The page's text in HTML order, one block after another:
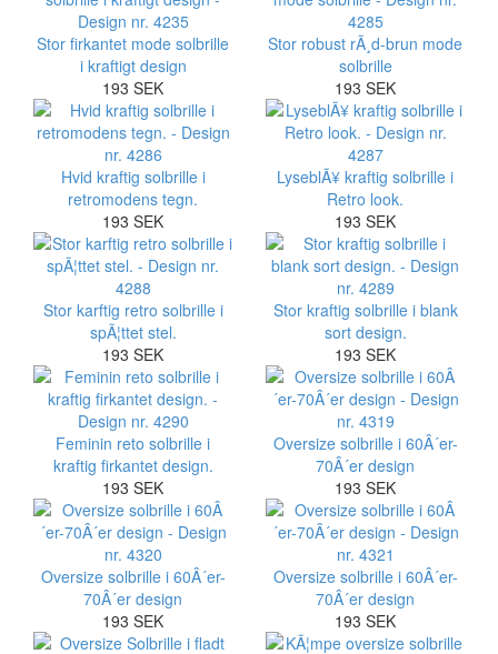
Stor firkantet mode solbrille
i kraftigt design
193 SEK
Stor robust rÃ¸d-brun mode
solbrille
193 SEK
Hvid kraftig solbrille i
retromodens tegn.
193 SEK
LyseblÃ¥ kraftig solbrille i
Retro look.
193 SEK
Stor karftig retro solbrille i
spÃ¦ttet stel.
193 SEK
Stor kraftig solbrille i blank
sort design.
193 SEK
Feminin reto solbrille i
kraftig firkantet design.
193 SEK
Oversize solbrille i 60Â´er-
70Â´er design
193 SEK
Oversize solbrille i 60Â´er-
70Â´er design
193 SEK
Oversize solbrille i 60Â´er-
70Â´er design
193 SEK